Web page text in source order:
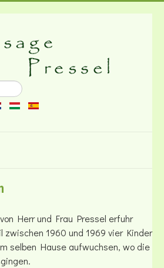
Herr und Frau Pressel erfuhr
zwischen 1960 und 1969 vier Kinder
selben Hause aufwuchsen, wo die